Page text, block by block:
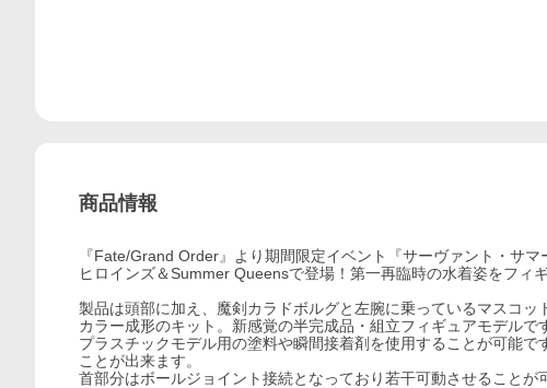
商品情報
『Fate/Grand Order』より期間限定イベント『サーヴァント・サ
ヒロインズ＆Summer Queensで登場！第一再臨時の水着姿をフィ
製品は頭部に加え、魔剣カラドボルグと左腕に乗っているマスコ
カラー成形のキット。新感覚の半完成品・組立フィギュアモデルで
プラスチックモデル用の塗料や瞬間接着剤を使用することが可能
ことが出来ます。
首部分はボールジョイント接続となっており若干可動させることが